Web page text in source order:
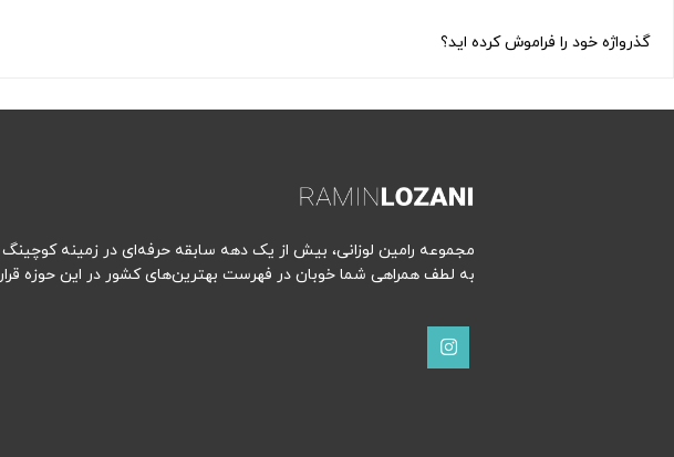
گذرواژه خود را فراموش کرده اید؟
مجموعه رامین لوزانی، بیش از یک دهه سابقه حرفه‌ای در زمینه
به لطف همراهی شما خوبان در فهرست بهترین‌های کشور در این حوزه